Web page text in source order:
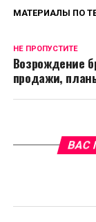
МАТЕРИАЛЫ ПО
НЕ ПРОПУСТИТЕ
Возрождение
продажи,
ВАС